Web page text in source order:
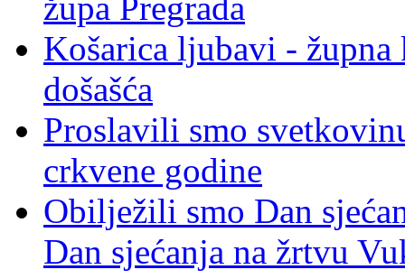
župa Pregrada
Košarica ljubavi -
došašća
Proslavili smo
crkvene godine
Obilježili smo Dan
Dan sjećanja na žrtvu